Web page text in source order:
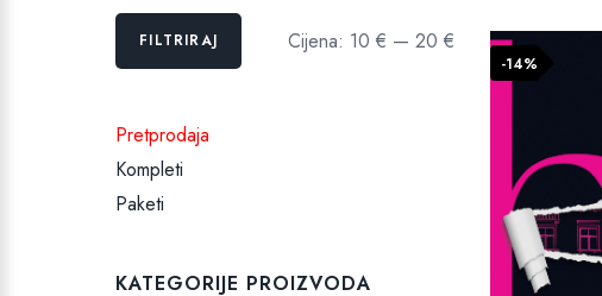
-14%
Min
MaksFILTRIRAJ Cijena: 10 € — 20 €
Pretprodaja
Kompleti
Paketi
KATEGORIJE PROIZVODA